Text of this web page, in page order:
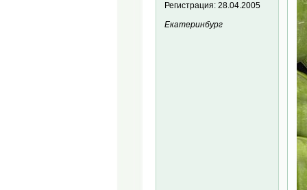
Регистрация:28.04.2005
Екатеринбург